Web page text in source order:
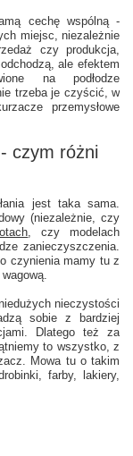
cechę wspólną -
miejsc, niezależnie
czy produkcja,
ale efektem
na podłodze
trzeba je czyścić, w
przemysłowe
czym różni
jest taka sama.
(niezależnie, czy
, czy modelach
zanieczyszczenia.
czynienia mamy tu z
nieczystości
sobie z bardziej
Dlatego też za
to wszystko, z
Mowa tu o takim
farby, lakiery,